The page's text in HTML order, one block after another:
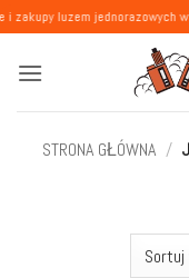
Przewiń
do
zawartości
jednorazowych
STRONA GŁÓWNA /